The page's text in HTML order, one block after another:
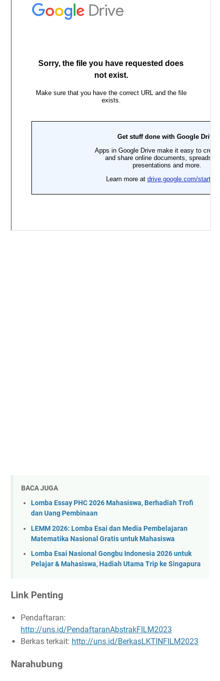
BACA JUGA
Lomba Essay PHC 2026 Mahasiswa, Berhadiah Trofi
dan Uang Pembinaan
LEMM 2026: Lomba Esai dan Media Pembelajaran
Matematika Nasional Gratis untuk Mahasiswa
Lomba Esai Nasional Gongbu Indonesia 2026 untuk
Pelajar & Mahasiswa, Hadiah Utama Trip ke Singapura
Link Penting
Pendaftaran:
http://uns.id/PendaftaranAbstrakFILM2023
Berkas terkait: http://uns.id/BerkasLKTINFILM2023
Narahubung